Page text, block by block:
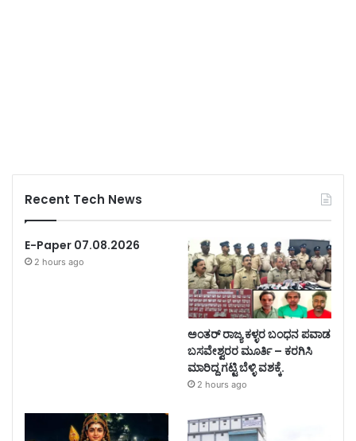
Recent Tech News
E-Paper 07.08.2026
2 hours ago
ಅಂತರ್ ರಾಜ್ಯ ಕಳ್ಳರ ಬಂಧನ ಪವಾಡ
ಬಸವೇಶ್ವರರ ಮೂರ್ತಿ – ಕರಗಿಸಿ
ಮಾರಿದ್ದ ಗಟ್ಟಿ ಬೆಳ್ಳಿ ವಶಕ್ಕೆ.
2 hours ago